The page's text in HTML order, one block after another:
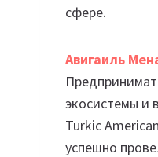
сфере.
Авигаиль
экосистемы и
Turkic
успешно